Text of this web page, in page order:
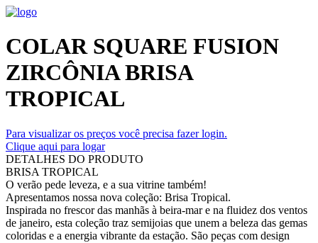
COLAR SQUARE FUSION
ZIRCÔNIA BRISA
TROPICAL
Para visualizar os preços você precisa fazer login.
Clique aqui para logar
DETALHES DO PRODUTO
BRISA TROPICAL
O verão pede leveza, e a sua vitrine também!
Apresentamos nossa nova coleção: Brisa Tropical.
Inspirada no frescor das manhãs à beira-mar e na fluidez dos ventos
de janeiro, esta coleção traz semijoias que unem a beleza das gemas
coloridas e a energia vibrante da estação. São peças com design